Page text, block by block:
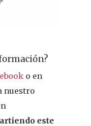
o en
nuestro
este